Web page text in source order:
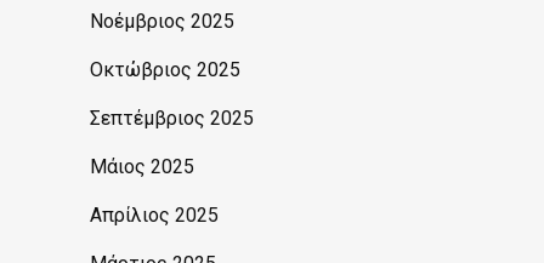
Νοέμβριος 2025
Οκτώβριος 2025
Σεπτέμβριος 2025
Μάιος 2025
Απρίλιος 2025